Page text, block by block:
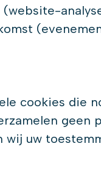
cookies die
geen
wij uw